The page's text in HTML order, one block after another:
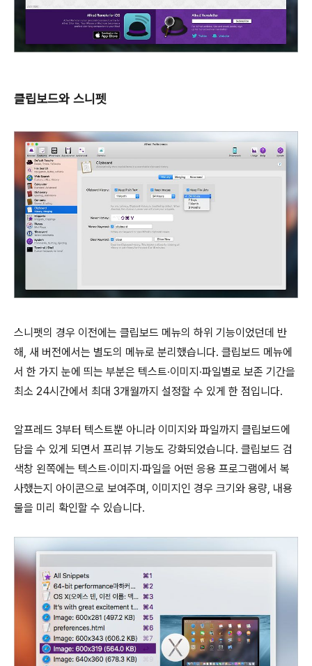
클립보드와 스니펫
스니펫의 경우 이전에는 클립보드 메뉴의 하위 기능이었던데 반
해, 새 버전에서는 별도의 메뉴로 분리했습니다. 클립보드 메뉴에
서 한 가지 눈에 띄는 부분은 텍스트∙이미지∙파일별로 보존 기간을
최소 24시간에서 최대 3개월까지 설정할 수 있게 한 점입니다.
알프레드 3부터 텍스트뿐 아니라 이미지와 파일까지 클립보드에
담을 수 있게 되면서 프리뷰 기능도 강화되었습니다. 클립보드 검
색창 왼쪽에는 텍스트∙이미지∙파일을 어떤 응용 프로그램에서 복
사했는지 아이콘으로 보여주며, 이미지인 경우 크기와 용량, 내용
물을 미리 확인할 수 있습니다.